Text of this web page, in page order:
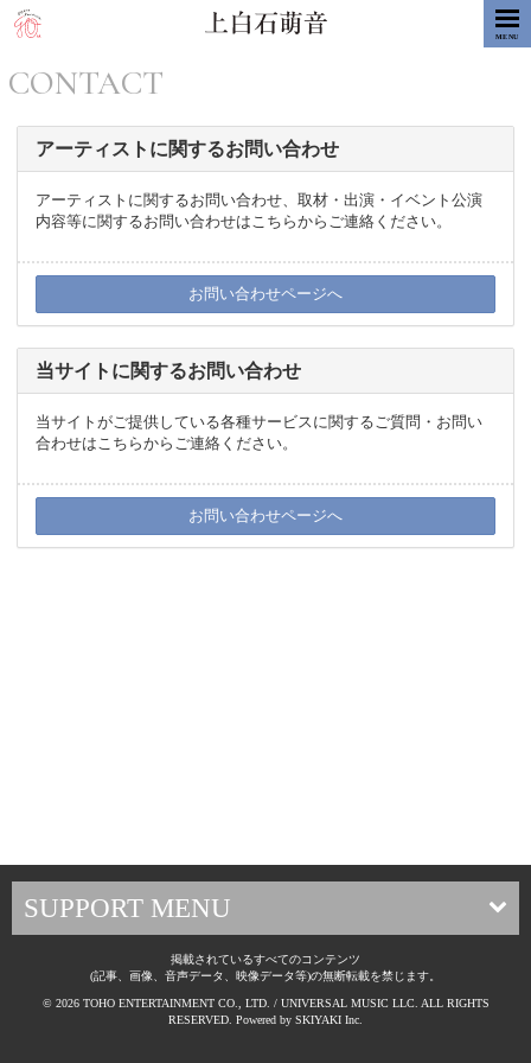
MENU
CONTACT
アーティストに関するお問い合わせ
アーティストに関するお問い合わせ、取材・出演・イベント公演
内容等に関するお問い合わせはこちらからご連絡ください。
お問い合わせページへ
当サイトに関するお問い合わせ
当サイトがご提供している各種サービスに関するご質問・お問い
合わせはこちらからご連絡ください。
お問い合わせページへ
SUPPORT MENU
掲載されているすべてのコンテンツ
(記事、画像、音声データ、映像データ等)の無断転載を禁じます。
© 2026 TOHO ENTERTAINMENT CO., LTD. / UNIVERSAL MUSIC LLC. ALL RIGHTS
RESERVED. Powered by SKIYAKI Inc.